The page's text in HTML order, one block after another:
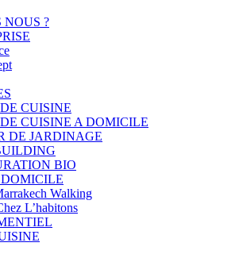
NOUS ?
CUISINE
CUISINE A DOMICILE
DE JARDINAGE
BIO
Walking
L’habitons